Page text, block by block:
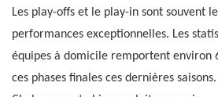
Les play-offs et le play-in sont souvent
performances exceptionnelles. Les
équipes à domicile remportent environ
ces phases finales ces dernières